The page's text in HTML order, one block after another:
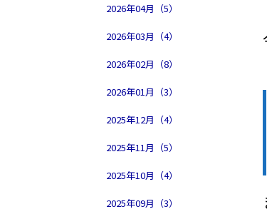
2026年04月（5）
2026年03月（4）
2026年02月（8）
2026年01月（3）
2025年12月（4）
2025年11月（5）
2025年10月（4）
2025年09月（3）